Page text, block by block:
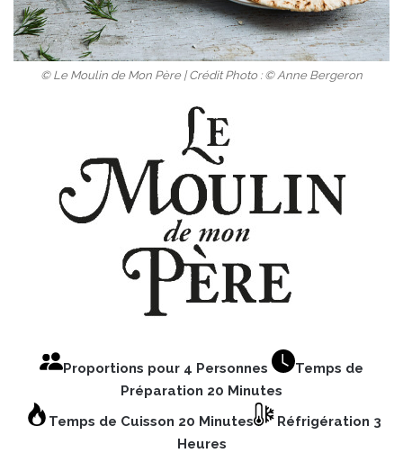
© Le Moulin de Mon Père | Crédit Photo : © Anne Bergeron
Proportions pour 4 Personnes
Temps de
Préparation 20 Minutes
Temps de Cuisson 20 Minutes
Réfrigération 3
Heures